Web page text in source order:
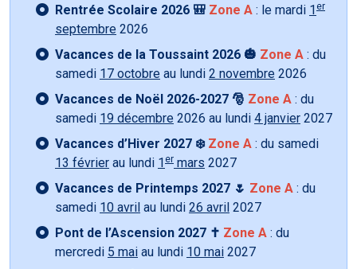
Rentrée Scolaire 2026 🎒 Zone A : le mardi 1 er
septembre 2026
Vacances de la Toussaint 2026 🎃 Zone A : du
samedi 17 octobre au lundi 2 novembre 2026
Vacances de Noël 2026-2027 🎅 Zone A : du
samedi 19 décembre 2026 au lundi 4 janvier 2027
Vacances d’Hiver 2027 ❄️ Zone A : du samedi
13 février au lundi 1 er mars 2027
Vacances de Printemps 2027 🌷 Zone A : du
samedi 10 avril au lundi 26 avril 2027
Pont de l’Ascension 2027 ✝️ Zone A : du
mercredi 5 mai au lundi 10 mai 2027